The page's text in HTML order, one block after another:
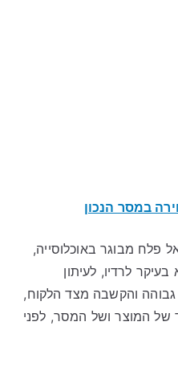
פלח מבוגר באוכלוסייה,
לרדיו, לעיתון
גבוהה והקשבה מצד הלקוח,
המוצר ושל המסר, לפני